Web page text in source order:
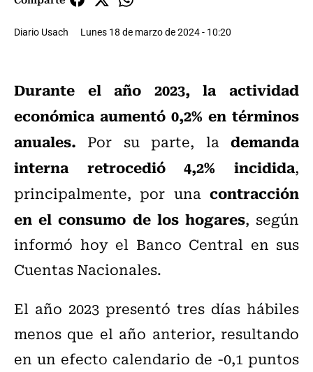
Diario Usach Lunes 18 de marzo de 2024 - 10:20
Durante el año 2023, la actividad
económica aumentó 0,2% en términos
anuales. Por su parte, la demanda
interna retrocedió 4,2% incidida,
principalmente, por una contracción
en el consumo de los hogares, según
informó hoy el Banco Central en sus
Cuentas Nacionales.
El año 2023 presentó tres días hábiles
menos que el año anterior, resultando
en un efecto calendario de -0,1 puntos